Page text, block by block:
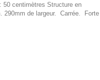
: 50 centimètres Structure en
290mm de largeur. Carrée. Forte